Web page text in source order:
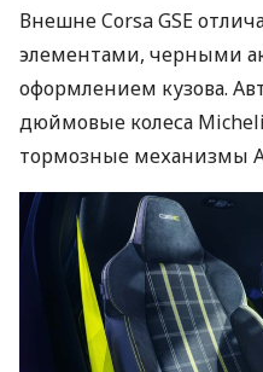
Внешне Corsa GSE
элементами, черными
оформлением кузова.
дюймовые колеса
тормозные механизмы